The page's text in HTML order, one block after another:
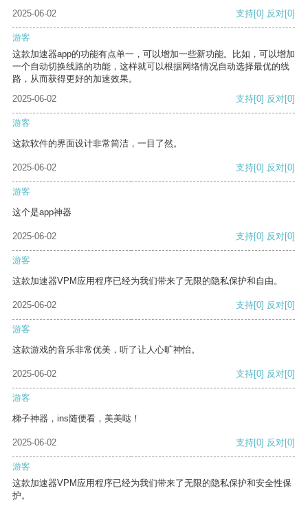
2025-06-02
支持[0] 反对[0]
游客
这款加速器app的功能有点单一，可以增加一些新功能。比如，可以增加
一个自动切换线路的功能，这样就可以根据网络情况自动选择最优的线
路，从而获得更好的加速效果。
2025-06-02
支持[0] 反对[0]
游客
这款软件的界面设计非常简洁，一目了然。
2025-06-02 支持[0] 反对[0]
游客
这个是app神器
2025-06-02 支持[0] 反对[0]
游客
这款加速器VPM应用程序已经为我们带来了无限的隐私保护和自由。
2025-06-02 支持[0] 反对[0]
游客
这款游戏的音乐非常优美，听了让人心旷神怡。
2025-06-02 支持[0] 反对[0]
游客
梯子神器，ins随便看，美美哒！
2025-06-02 支持[0] 反对[0]
游客
这款加速器VPM应用程序已经为我们带来了无限的隐私保护和安全性保
护。